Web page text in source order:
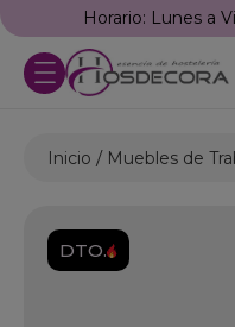
Horario: Lunes a
Inicio Muebles de
DTO.